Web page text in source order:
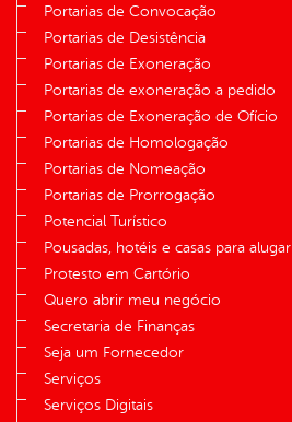
Portarias de Convocação
Portarias de Desistência
Portarias de Exoneração
Portarias de exoneração a pedido
Portarias de Exoneração de Ofício
Portarias de Homologação
Portarias de Nomeação
Portarias de Prorrogação
Potencial Turístico
Pousadas, hotéis e casas para alugar
Protesto em Cartório
Quero abrir meu negócio
Secretaria de Finanças
Seja um Fornecedor
Serviços
Serviços Digitais